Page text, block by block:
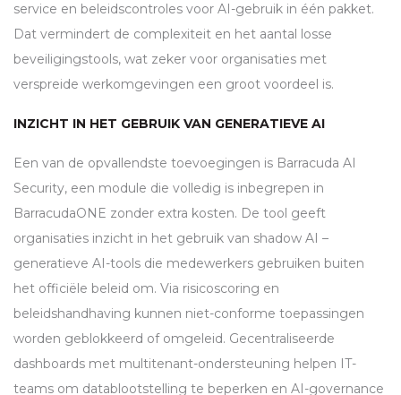
service en beleidscontroles voor AI-gebruik in één pakket.
Dat vermindert de complexiteit en het aantal losse
beveiligingstools, wat zeker voor organisaties met
verspreide werkomgevingen een groot voordeel is.
INZICHT IN HET GEBRUIK VAN GENERATIEVE AI
Een van de opvallendste toevoegingen is Barracuda AI
Security, een module die volledig is inbegrepen in
BarracudaONE zonder extra kosten. De tool geeft
organisaties inzicht in het gebruik van shadow AI –
generatieve AI-tools die medewerkers gebruiken buiten
het officiële beleid om. Via risicoscoring en
beleidshandhaving kunnen niet-conforme toepassingen
worden geblokkeerd of omgeleid. Gecentraliseerde
dashboards met multitenant-ondersteuning helpen IT-
teams om datablootstelling te beperken en AI-governance